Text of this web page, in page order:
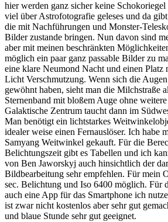
hier werden ganz sicher keine
viel über Astrofotografie geleses und da
die mit Nachführungen und Monster-
Bilder zustande bringen. Nun davon sind
aber mit meinen beschränkten
möglich ein paar ganz passable Bilder zu
eine klare Neumond Nacht und einen
Licht Verschmutzung. Wenn sich die
gewöhnt haben, sieht man die Milchstraße
Sternenband mit bloßem Auge ohne
Galaktische Zentrum taucht dann im
Man benötigt ein lichtstarkes
idealer weise einen Fernauslöser. Ich habe
Samyang Weitwinkel gekauft. Für die
Belichtungszeit gibt es Tabellen und ich
von Ben Jaworskyj auch hinsichtlich der
Bildbearbeitung sehr empfehlen. Für mein
sec. Belichtung und Iso 6400 möglich. Für
auch eine App für das Smartphone ich
ist zwar nicht kostenlos aber sehr gut
und blaue Stunde sehr gut geeignet.